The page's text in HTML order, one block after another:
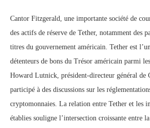
Cantor Fitzgerald, une importante société de
des actifs de réserve de Tether, notamment des
titres du gouvernement américain. Tether est
détenteurs de bons du Trésor américain parmi
Howard Lutnick, président-directeur général de
participé à des discussions sur les
cryptomonnaies. La relation entre Tether et les
établies souligne l’intersection croissante entre